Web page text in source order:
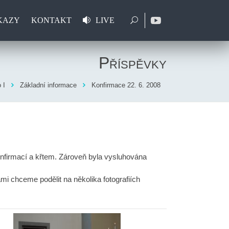
KONTAKT LIVE
Příspěvky
Základní informace Konfirmace 22. 6. 2008
a křtem. Zároveň byla vysluhována
chceme podělit na několika fotografiích